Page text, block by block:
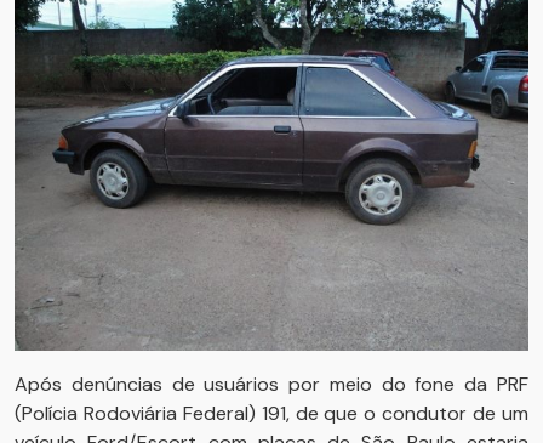
Após denúncias de usuários por meio do fone da PRF
(Polícia Rodoviária Federal) 191, de que o condutor de um